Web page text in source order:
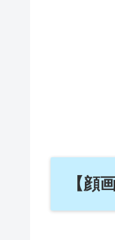
【顔